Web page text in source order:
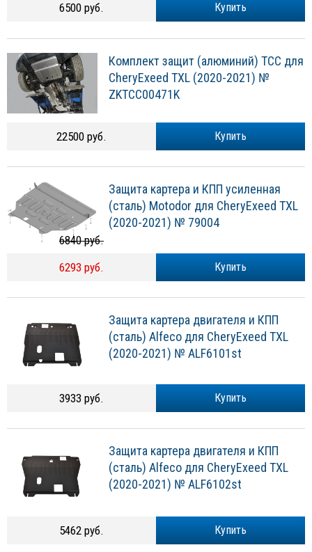
Купить
6500 руб.
Комплект защит (алюминий) ТСС для
CheryExeed TXL (2020-2021) №
ZKTCC00471K
Купить
22500 руб.
Защита картера и КПП усиленная
(сталь) Motodor для CheryExeed TXL
(2020-2021) № 79004
Купить
6840 руб.
6293 руб.
Защита картера двигателя и КПП
(сталь) Alfeco для CheryExeed TXL
(2020-2021) № ALF6101st
Купить
3933 руб.
Защита картера двигателя и КПП
(сталь) Alfeco для CheryExeed TXL
(2020-2021) № ALF6102st
Купить
5462 руб.